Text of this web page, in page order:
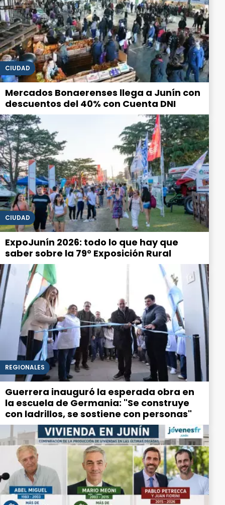
CIUDAD
Mercados Bonaerenses llega a Junín con
descuentos del 40% con Cuenta DNI
CIUDAD
ExpoJunín 2026: todo lo que hay que
saber sobre la 79° Exposición Rural
REGIONALES
Guerrera inauguró la esperada obra en
la escuela de Germania: "Se construye
con ladrillos, se sostiene con personas"